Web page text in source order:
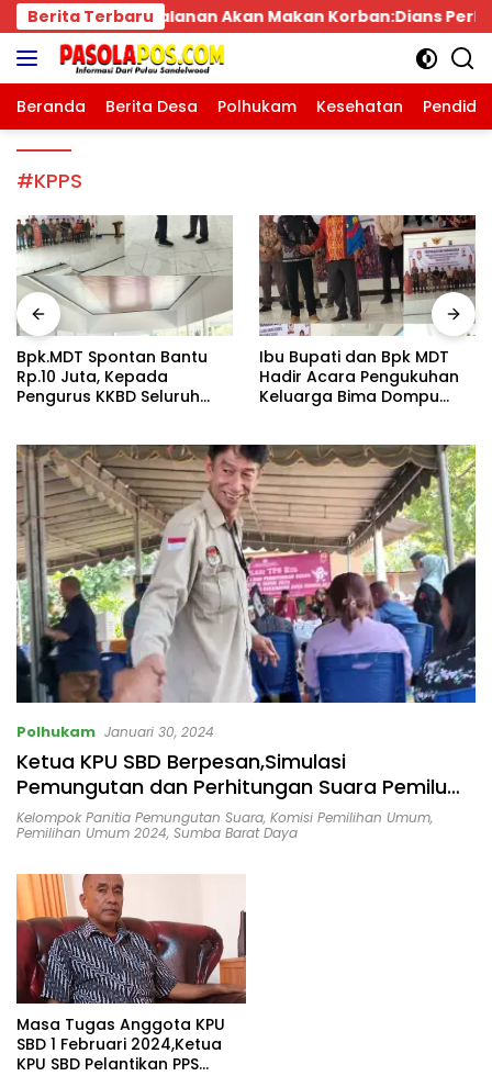
Langsung
ke
konten
Berita Terbaru
Makan Korban:Dians Perhubungan dan Satlantas
Beranda Berita Desa Polhukam Kesehatan
#KPPS
Bpk.MDT Spontan Bantu
Rp.10 Juta, Kepada
Pengurus KKBD Seluruh
Ibu Bupati dan Bpk MDT
Hadir Acara Pengukuhan
Keluarga Bima Dompu
Gedung Fortuna
Radamata.
Polhukam Januari 30, 2024
Ketua KPU SBD Berpesan,Simulasi
Pemungutan dan Perhitungan Suara Pemilu
Tahun 2024
Kelompok Panitia Pemungutan Suara, Komisi Pemilihan Umum,
Pemilihan Umum 2024, Sumba Barat Daya
Masa Tugas Anggota KPU
SBD 1 Februari 2024,Ketua
KPU SBD Pelantikan PPS